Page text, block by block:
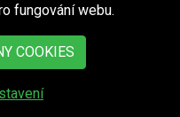
v obci
Zdechovice
fungování webu.
COOKIES